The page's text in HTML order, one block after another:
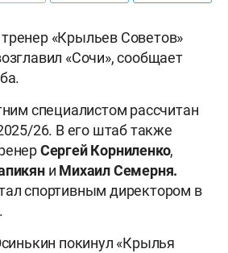
«Крыльев Советов»
«Сочи», сообщает
специалистом рассчитан
26. В его штаб также
Сергей Корниленко,
и Михаил Семерня.
спортивным директором в
покинул «Крылья